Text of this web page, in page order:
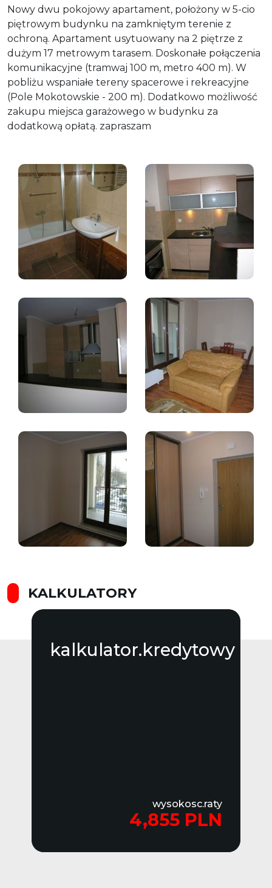
Nowy dwu pokojowy apartament, położony w 5-cio
piętrowym budynku na zamkniętym terenie z
ochroną. Apartament usytuowany na 2 piętrze z
dużym 17 metrowym tarasem. Doskonałe połączenia
komunikacyjne (tramwaj 100 m, metro 400 m). W
pobliżu wspaniałe tereny spacerowe i rekreacyjne
(Pole Mokotowskie - 200 m). Dodatkowo możliwość
zakupu miejsca garażowego w budynku za
dodatkową opłatą. zapraszam
KALKULATORY
kalkulator.kredytowy
wysokosc.raty
4,855 PLN